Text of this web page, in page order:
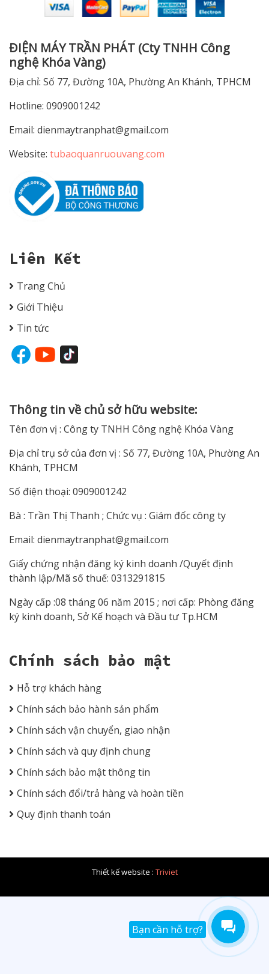
ĐIỆN MÁY TRẦN PHÁT (Cty TNHH Công
nghệ Khóa Vàng)
Địa chỉ: Số 77, Đường 10A, Phường An Khánh, TPHCM
Hotline: 0909001242
Email: dienmaytranphat@gmail.com
Website: tubaoquanruouvang.com
Liên Kết
Trang Chủ
Giới Thiệu
Tin tức
Thông tin về chủ sở hữu website:
Tên đơn vị : Công ty TNHH Công nghệ Khóa Vàng
Địa chỉ trụ sở của đơn vị : Số 77, Đường 10A, Phường An
Khánh, TPHCM
Số điện thoại: 0909001242
Bà : Trần Thị Thanh ; Chức vụ : Giám đốc công ty
Email: dienmaytranphat@gmail.com
Giấy chứng nhận đăng ký kinh doanh /Quyết định
thành lập/Mã số thuế: 0313291815
Ngày cấp :08 tháng 06 năm 2015 ; nơi cấp: Phòng đăng
ký kinh doanh, Sở Kế hoạch và Đầu tư Tp.HCM
Chính sách bảo mật
Hỗ trợ khách hàng
Chính sách bảo hành sản phẩm
Chính sách vận chuyển, giao nhận
Chính sách và quy định chung
Chính sách bảo mật thông tin
Chính sách đổi/trả hàng và hoàn tiền
Quy định thanh toán
Thiết kế website : Triviet
Bạn cần hỗ trợ?